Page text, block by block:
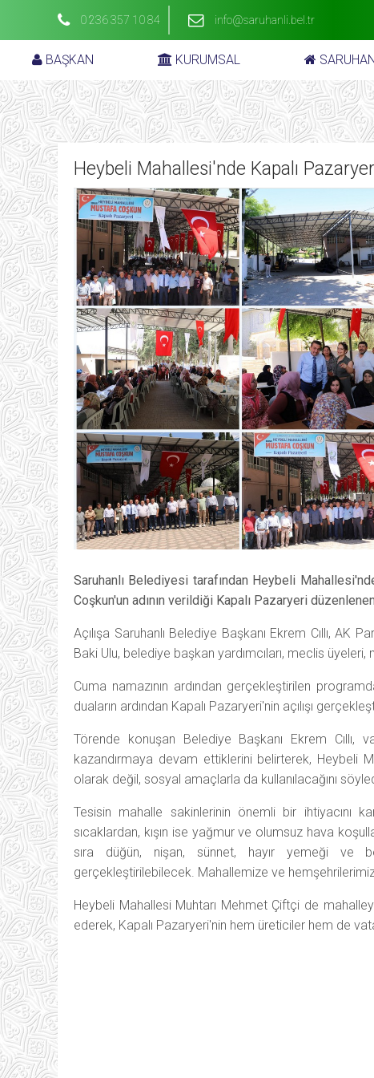
0 236 357 10 84 info@saruhanli.bel.tr
BAŞKAN KURUMSAL
Heybeli Mahallesi'nde Kapalı
Saruhanlı Belediyesi tarafından Heybeli
Coşkun'un adının verildiği Kapalı Pazaryeri
Açılışa Saruhanlı Belediye Başkanı Ekrem Cıllı, AK
Baki Ulu, belediye başkan yardımcıları, meclis
Cuma namazının ardından gerçekleştirilen
duaların ardından Kapalı Pazaryeri'nin açılışı
Törende konuşan Belediye Başkanı Ekrem Cıllı,
kazandırmaya devam ettiklerini belirterek, Heybeli
olarak değil, sosyal amaçlarla da kullanılacağını
Tesisin mahalle sakinlerinin önemli bir ihtiyacını
sıcaklardan, kışın ise yağmur ve olumsuz hava
sıra düğün, nişan, sünnet, hayır yemeği ve
gerçekleştirilebilecek. Mahallemize ve
Heybeli Mahallesi Muhtarı Mehmet Çiftçi de
ederek, Kapalı Pazaryeri'nin hem üreticiler hem de